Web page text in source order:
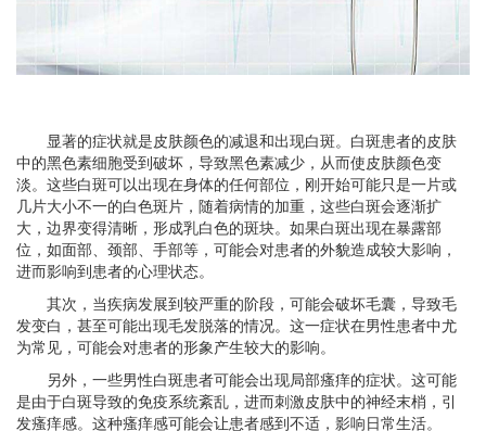
显著的症状就是皮肤颜色的减退和出现白斑。白斑患者的皮肤
中的黑色素细胞受到破坏，导致黑色素减少，从而使皮肤颜色变
淡。这些白斑可以出现在身体的任何部位，刚开始可能只是一片或
几片大小不一的白色斑片，随着病情的加重，这些白斑会逐渐扩
大，边界变得清晰，形成乳白色的斑块。如果白斑出现在暴露部
位，如面部、颈部、手部等，可能会对患者的外貌造成较大影响，
进而影响到患者的心理状态。
其次，当疾病发展到较严重的阶段，可能会破坏毛囊，导致毛
发变白，甚至可能出现毛发脱落的情况。这一症状在男性患者中尤
为常见，可能会对患者的形象产生较大的影响。
另外，一些男性白斑患者可能会出现局部瘙痒的症状。这可能
是由于白斑导致的免疫系统紊乱，进而刺激皮肤中的神经末梢，引
发瘙痒感。这种瘙痒感可能会让患者感到不适，影响日常生活。